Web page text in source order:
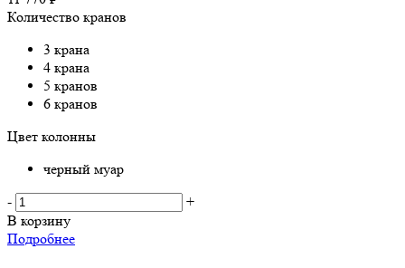
Количество кранов
3 крана
4 крана
5 кранов
6 кранов
Цвет колонны
черный муар
-
+
В корзину
Подробнее